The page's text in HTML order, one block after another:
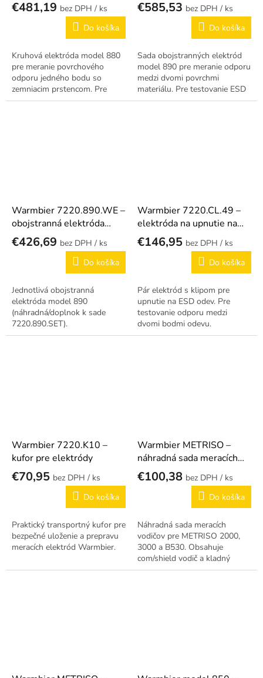
€481,19
/ ks
Do košíka
Kruhová elektróda model 880
pre meranie povrchového
odporu jedného bodu so
zemniacim prstencom. Pre
presné merania.
€585,53
/ ks
Do košíka
Sada obojstranných elektród
model 890 pre meranie odporu
medzi dvomi povrchmi
materiálu. Pre testovanie ESD
odevov, rukavíc atď.
Warmbier 7220.890.WE –
obojstranná elektróda
model 890 (jednotlivá)
€426,69
/ ks
Do košíka
Jednotlivá obojstranná
elektróda model 890
(náhradná/doplnok k sade
7220.890.SET).
Warmbier 7220.CL.49 –
elektróda na upnutie na
odev (2 ks)
€146,95
/ ks
Do košíka
Pár elektród s klipom pre
upnutie na ESD odev. Pre
testovanie odporu medzi
dvomi bodmi odevu.
Warmbier 7220.K10 –
kufor pre elektródy
€70,95
/ ks
Do košíka
Praktický transportný kufor pre
bezpečné uloženie a prepravu
meracích elektród Warmbier.
Warmbier METRISO –
náhradná sada meracích
vodičov (com/shield +
kladný)
€100,38
/ ks
Do košíka
Náhradná sada meracích
vodičov pre METRISO 2000,
3000 a B530. Obsahuje
com/shield vodič a kladný
vodič.